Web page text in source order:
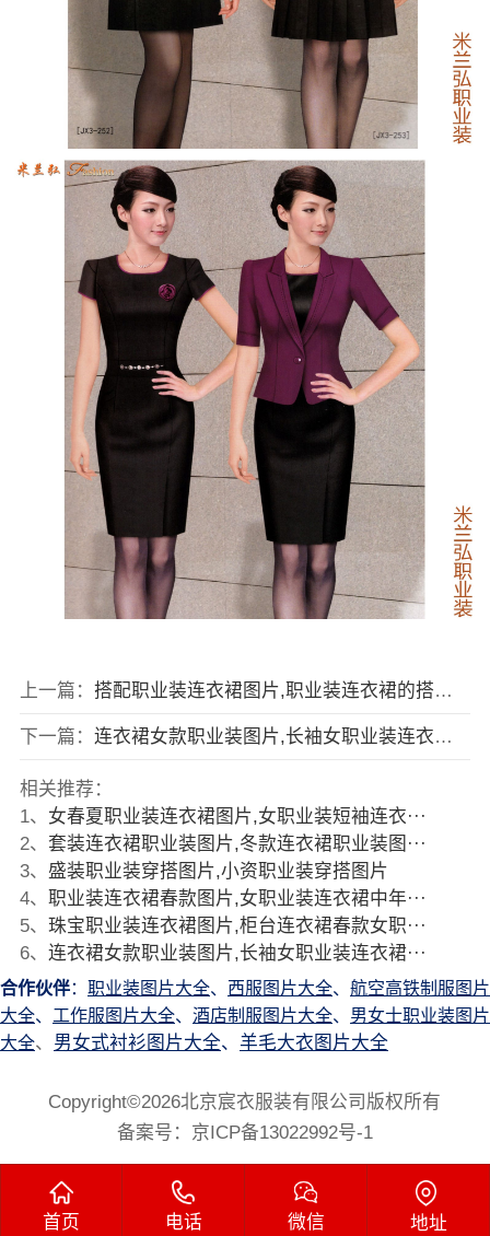
上一篇： 搭配职业装连衣裙图片,职业装连衣裙的搭配图片
下一篇： 连衣裙女款职业装图片,长袖女职业装连衣裙图片
相关推荐：
1、 女春夏职业装连衣裙图片,女职业装短袖连衣···
2、 套装连衣裙职业装图片,冬款连衣裙职业装图···
3、 盛装职业装穿搭图片,小资职业装穿搭图片
4、 职业装连衣裙春款图片,女职业装连衣裙中年···
5、 珠宝职业装连衣裙图片,柜台连衣裙春款女职···
6、 连衣裙女款职业装图片,长袖女职业装连衣裙···
合作伙伴： 职业装图片大全、 西服图片大全、 航空高铁制服图片
大全、 工作服图片大全、 酒店制服图片大全、 男女士职业装图片
大全、 男女式衬衫图片大全、 羊毛大衣图片大全
Copyright©2026北京宸衣服装有限公司版权所有
备案号： 京ICP备13022992号-1
首页 电话 微信 地址